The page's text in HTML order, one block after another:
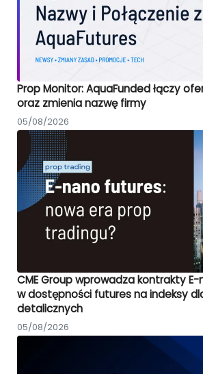
Prop Monitor: AquaFunded łączy
oraz zmienia nazwę firmy
05/08/2026
CME Group wprowadza kontrakty
w dostępności futures na indeksy
detalicznych
05/08/2026